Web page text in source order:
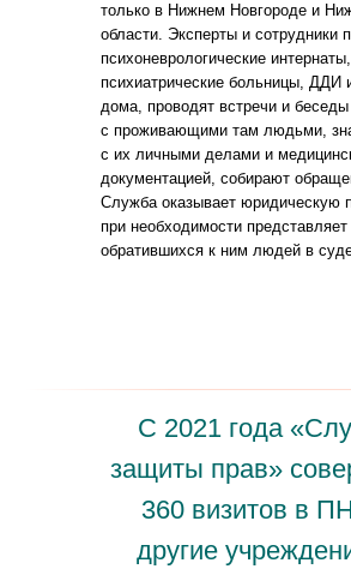
только в Нижнем Новгороде и
области. Эксперты и сотрудники
психоневрологические интернаты,
психиатрические больницы, ДДИ
дома, проводят встречи и беседы
с проживающими там людьми,
с их личными делами и
документацией, собирают
Служба оказывает юридическую
при необходимости
обратившихся к ним людей в
С 2021 года
защиты прав»
360 визитов в
другие